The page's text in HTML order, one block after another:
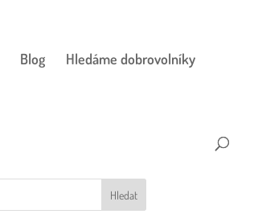
Blog Hledáme dobrovolníky